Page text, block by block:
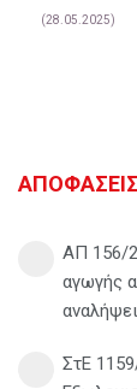
(28.05.2025)
ΑΠΟΦΑΣΕΙΣ
ΑΠ 156/
αγωγής
ΣτΕ